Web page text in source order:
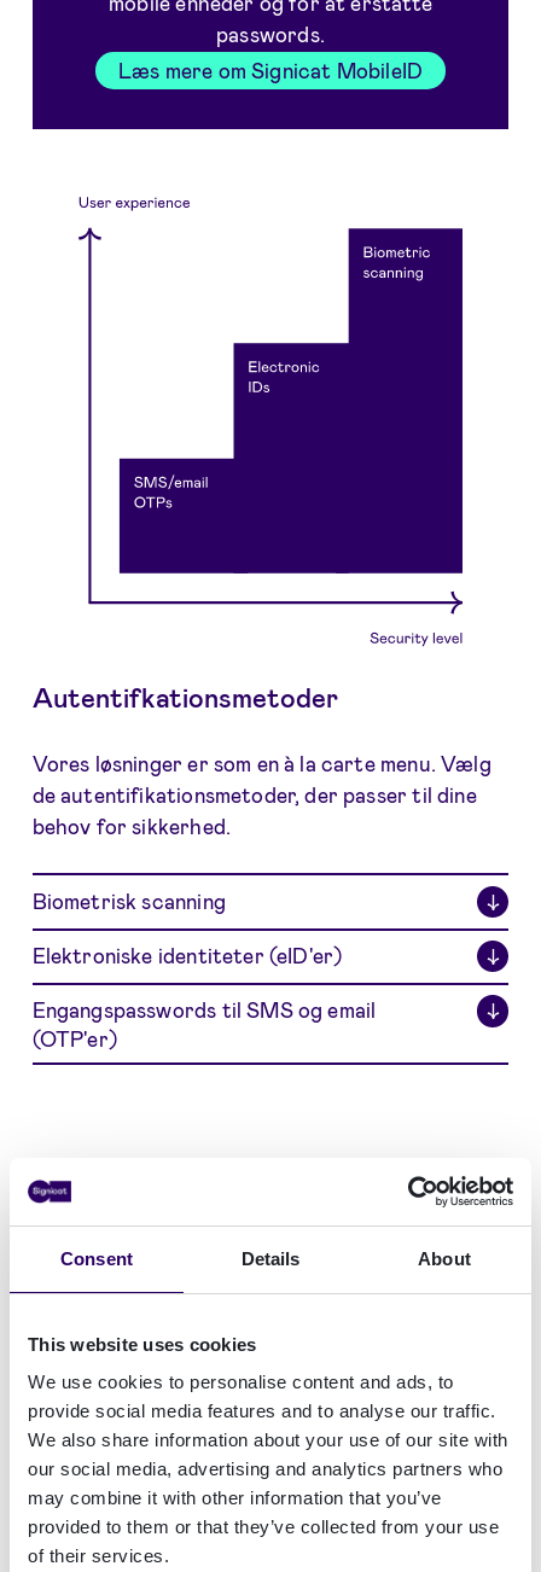
Consent Details About
This website uses cookies
We use cookies to personalise content and ads, to
provide social media features and to analyse our traffic.
We also share information about your use of our site with
our social media, advertising and analytics partners who
may combine it with other information that you’ve
provided to them or that they’ve collected from your use
of their services.
passwords.
Læs mere om Signicat MobileID
Autentifkationsmetoder
Vores løsninger er som en à la carte menu. Vælg
de autentifikationsmetoder, der passer til dine
behov for sikkerhed.
Biometrisk scanning ↓
Elektroniske identiteter (eID'er) ↓
Engangspasswords til SMS og email
(OTP'er)
↓
Metoder
Internationalt
Norden
DACH
Benelux
Andet